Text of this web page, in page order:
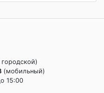
(мобильный)
15:00